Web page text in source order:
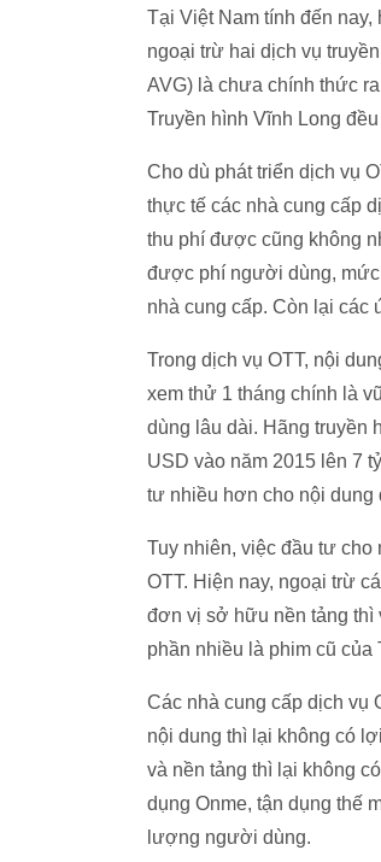
Tại Việt Nam tính đến nay,
ngoại trừ hai dịch vụ
AVG) là chưa chính thức
Truyền hình Vĩnh Long
Cho dù phát triển dịch vụ
thực tế các nhà cung cấp
thu phí được cũng không
được phí người dùng, mức
nhà cung cấp. Còn lại các
Trong dịch vụ OTT, nội
xem thử 1 tháng chính là
dùng lâu dài. Hãng truyền
USD vào năm 2015 lên 7
tư nhiều hơn cho nội
Tuy nhiên, việc đầu tư
OTT. Hiện nay, ngoại trừ
đơn vị sở hữu nền tảng thì
phần nhiều là phim cũ của
Các nhà cung cấp dịch vụ
nội dung thì lại không có
và nền tảng thì lại không
dụng Onme, tận dụng thế
lượng người dùng.